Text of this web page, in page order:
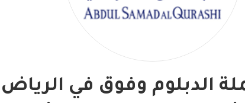
الدبلوم وفوق في الرياض